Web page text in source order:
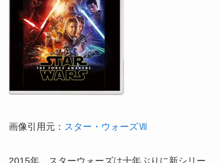
画像引用元： スター・ウォーズⅦ